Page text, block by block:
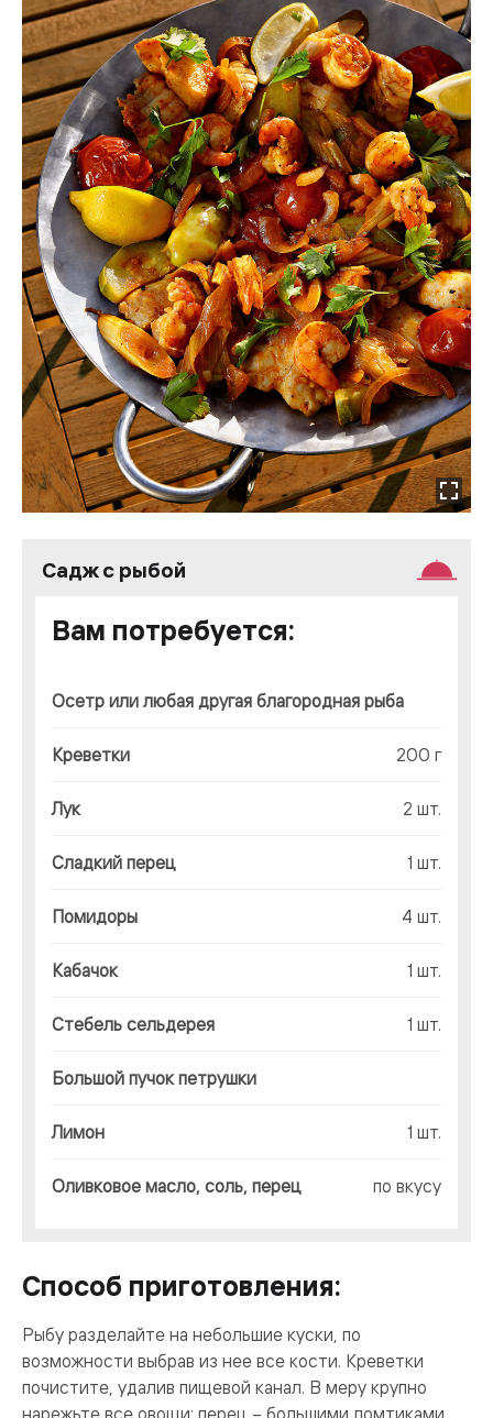
Садж с рыбой
Вам потребуется:
Осетр или любая другая благородная рыба
Креветки 200 г
Лук 2 шт.
Сладкий перец 1 шт.
Помидоры 4 шт.
Кабачок 1 шт.
Стебель сельдерея 1 шт.
Большой пучок петрушки
Лимон 1 шт.
Оливковое масло, соль, перец по вкусу
Способ приготовления:
Рыбу разделайте на небольшие куски, по
возможности выбрав из нее все кости. Креветки
почистите, удалив пищевой канал. В меру крупно
нарежьте все овощи: перец – большими ломтиками,